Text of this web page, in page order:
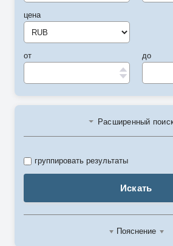
цена
от до
Расширенный
Искать
группировать результаты
Пояснение